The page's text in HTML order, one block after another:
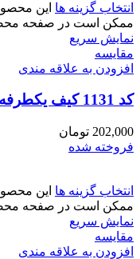
انتخاب گزینه ها این
ممکن است در صفحه
نمایش سریع
مقايسه
افزودن به علاقه مندی
کد 1131 کیف یکطرفه زنانه طرح شنل
202,000 تومان
فروخته شده
انتخاب گزینه ها این
ممکن است در صفحه
نمایش سریع
مقايسه
افزودن به علاقه مندی